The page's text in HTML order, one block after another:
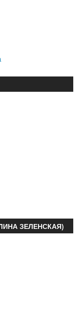
ЗЕЛЕНСКАЯ)